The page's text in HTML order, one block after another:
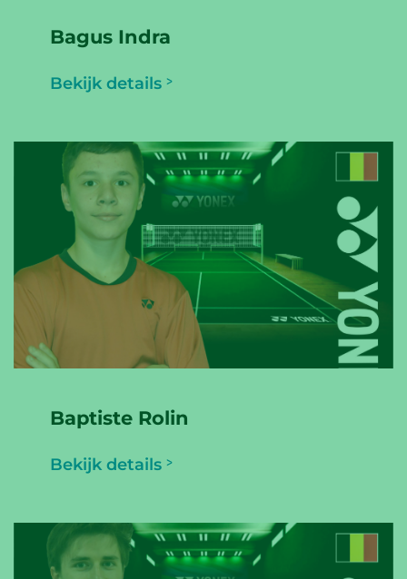
Bagus Indra
Bekijk details
Baptiste Rolin
Bekijk details